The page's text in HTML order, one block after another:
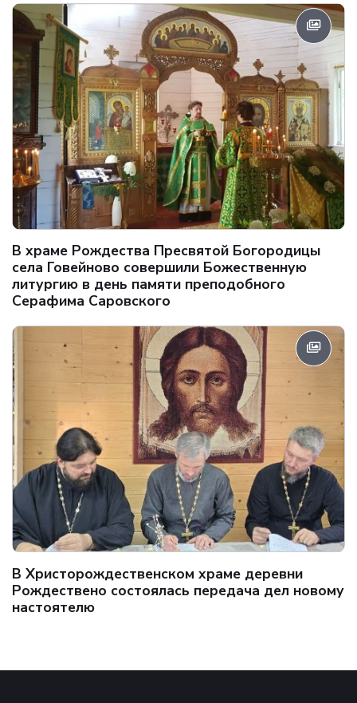
В храме Рождества Пресвятой Богородицы
села Говейново совершили Божественную
литургию в день памяти преподобного
Серафима Саровского
В Христорождественском храме деревни
Рождествено состоялась передача дел новому
настоятелю